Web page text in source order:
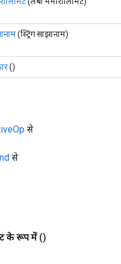
(स्ट्रिंग साझानाम)
()
से
से
के रूप में ()